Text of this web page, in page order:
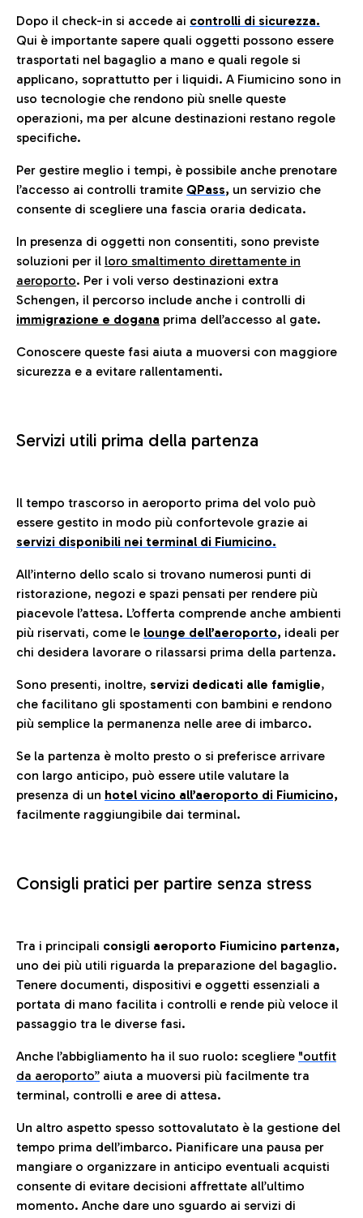
Dopo il check-in si accede ai controlli di sicurezza.
Qui è importante sapere quali oggetti possono essere
trasportati nel bagaglio a mano e quali regole si
applicano, soprattutto per i liquidi. A Fiumicino sono in
uso tecnologie che rendono più snelle queste
operazioni, ma per alcune destinazioni restano regole
specifiche.
Per gestire meglio i tempi, è possibile anche prenotare
l’accesso ai controlli tramite QPass, un servizio che
consente di scegliere una fascia oraria dedicata.
In presenza di oggetti non consentiti, sono previste
soluzioni per il loro smaltimento direttamente in
aeroporto. Per i voli verso destinazioni extra
Schengen, il percorso include anche i controlli di
immigrazione e dogana prima dell’accesso al gate.
Conoscere queste fasi aiuta a muoversi con maggiore
sicurezza e a evitare rallentamenti.
Servizi utili prima della partenza
Il tempo trascorso in aeroporto prima del volo può
essere gestito in modo più confortevole grazie ai
servizi disponibili nei terminal di Fiumicino.
All’interno dello scalo si trovano numerosi punti di
ristorazione, negozi e spazi pensati per rendere più
piacevole l’attesa. L’offerta comprende anche ambienti
più riservati, come le lounge dell’aeroporto, ideali per
chi desidera lavorare o rilassarsi prima della partenza.
Sono presenti, inoltre, servizi dedicati alle famiglie,
che facilitano gli spostamenti con bambini e rendono
più semplice la permanenza nelle aree di imbarco.
Se la partenza è molto presto o si preferisce arrivare
con largo anticipo, può essere utile valutare la
presenza di un hotel vicino all’aeroporto di Fiumicino,
facilmente raggiungibile dai terminal.
Consigli pratici per partire senza stress
Tra i principali consigli aeroporto Fiumicino partenza,
uno dei più utili riguarda la preparazione del bagaglio.
Tenere documenti, dispositivi e oggetti essenziali a
portata di mano facilita i controlli e rende più veloce il
passaggio tra le diverse fasi.
Anche l’abbigliamento ha il suo ruolo: scegliere "outfit
da aeroporto” aiuta a muoversi più facilmente tra
terminal, controlli e aree di attesa.
Un altro aspetto spesso sottovalutato è la gestione del
tempo prima dell’imbarco. Pianificare una pausa per
mangiare o organizzare in anticipo eventuali acquisti
consente di evitare decisioni affrettate all’ultimo
momento. Anche dare uno sguardo ai servizi di